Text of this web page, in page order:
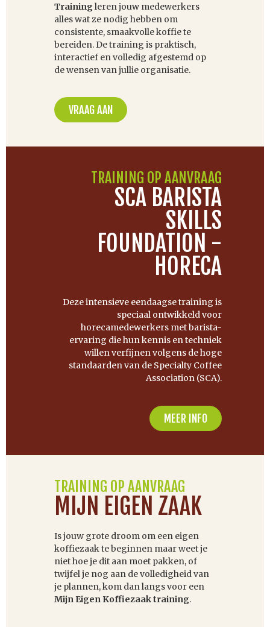
Trainingleren jouw medewerkers
alles wat ze nodig hebben om
consistente, smaakvolle koffie te
bereiden. De training is praktisch,
interactief en volledig afgestemd op
de wensen van jullie organisatie.
VRAAG AAN
TRAINING OP AANVRAAG
SCA BARISTA
SKILLS
FOUNDATION -
HORECA
Deze intensieve eendaagse training is
speciaal ontwikkeld voor
horecamedewerkers met barista-
ervaring die hun kennis en techniek
willen verfijnen volgens de hoge
standaarden van de Specialty Coffee
Association (SCA).
MEER INFO
TRAINING OP AANVRAAG
MIJN EIGEN ZAAK
Is jouw grote droom om een eigen
koffiezaak te beginnen maar weet je
niet hoe je dit aan moet pakken, of
twijfel je nog aan de volledigheid van
je plannen, kom dan langs voor een
Mijn Eigen Koffiezaak training.